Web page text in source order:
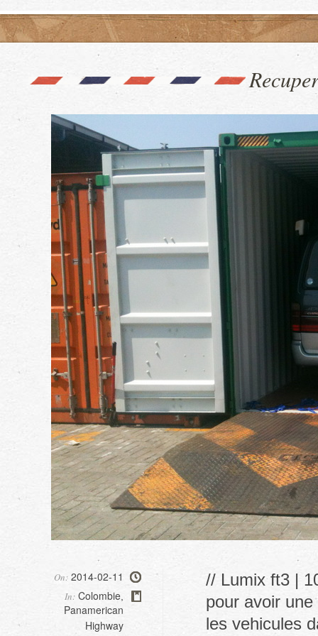
On: 2014-02-11
In: Colombie
Panamerican
Highway
// Lumix ft3 |
pour avoir
les vehicules